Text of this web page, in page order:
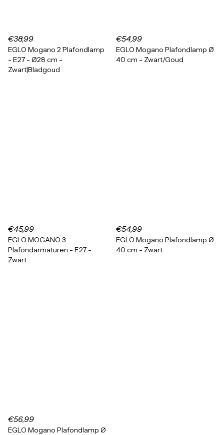
€38,99
EGLO Mogano 2 Plafondlamp
- E27 - Ø28 cm -
Zwart|Bladgoud
€54,99
EGLO Mogano Plafondlamp Ø
40 cm - Zwart/Goud
€45,99
EGLO MOGANO 3
Plafondarmaturen - E27 -
Zwart
€54,99
EGLO Mogano Plafondlamp Ø
40 cm - Zwart
€56,99
EGLO Mogano Plafondlamp Ø